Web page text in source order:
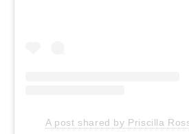
A post shared by Priscilla